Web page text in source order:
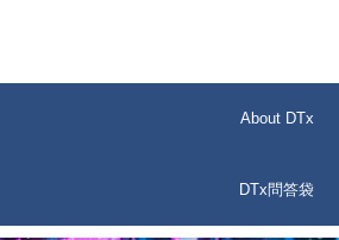
About DTx
DTx問答袋